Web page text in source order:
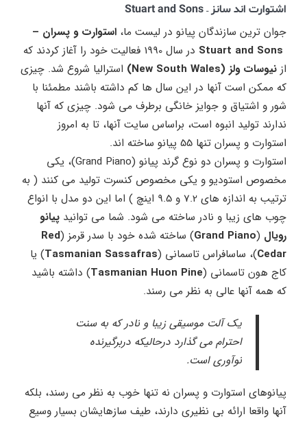
اشتوارت اند سانز – Stuart and Sons
جوان ترین سازندگان پیانو در لیست ما، استوارت و پسران –
در سال 1990 فعالیت خود را آغاز کردند که
ازنیوسات ولز (New South Wales)
استرالیا شروع شد. چیزی
که ممکن است آنها در این سال ها کم داشته باشند مطمئنا با
شور و اشتیاق و جوایز خانگی برطرف می شود. چیزی که آنها
ندارند تولید انبوه است، براساس سایت آنها، تا به امروز
استوارت و پسران تنها 55 پیانو ساخته اند.
استوارت و پسران دو نوع گرند پیانو (Grand Piano)، یکی
مخصوص استودیو و یکی مخصوص کنسرت تولید می کنند ( به
ترتیب به اندازه های 7.2 و 9.5 اینچ ) اما این دو مدل با انواع
چوب های زیبا و نادر ساخته می شود. شما می توانید پیانو
رویال (
Grand Piano) ساخته شده خود با سدر قرمز (Red
Cedar)، ساسافراس تاسمانی (Tasmanian Sassafras) یا
کاج هون تاسمانی (Tasmanian Huon Pine) داشته باشید
که همه آنها عالی به نظر می رسند.
یک آلت موسیقی زیبا و نادر که به سنت
احترام می گذارد درحالیکه دربرگیرنده
نوآوری است.
پیانوهای استوارت و پسران نه تنها خوب به نظر می رسند، بلکه
آنها واقعا ارائه بی نظیری دارند، طیف سازهایشان بسیار وسیع